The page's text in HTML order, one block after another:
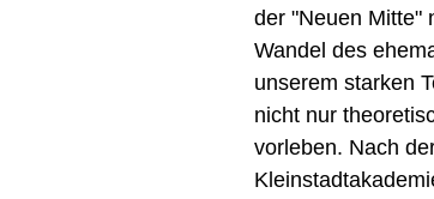
der "Neuen Mitte"
Wandel des
unserem starken
nicht nur
vorleben. Nach